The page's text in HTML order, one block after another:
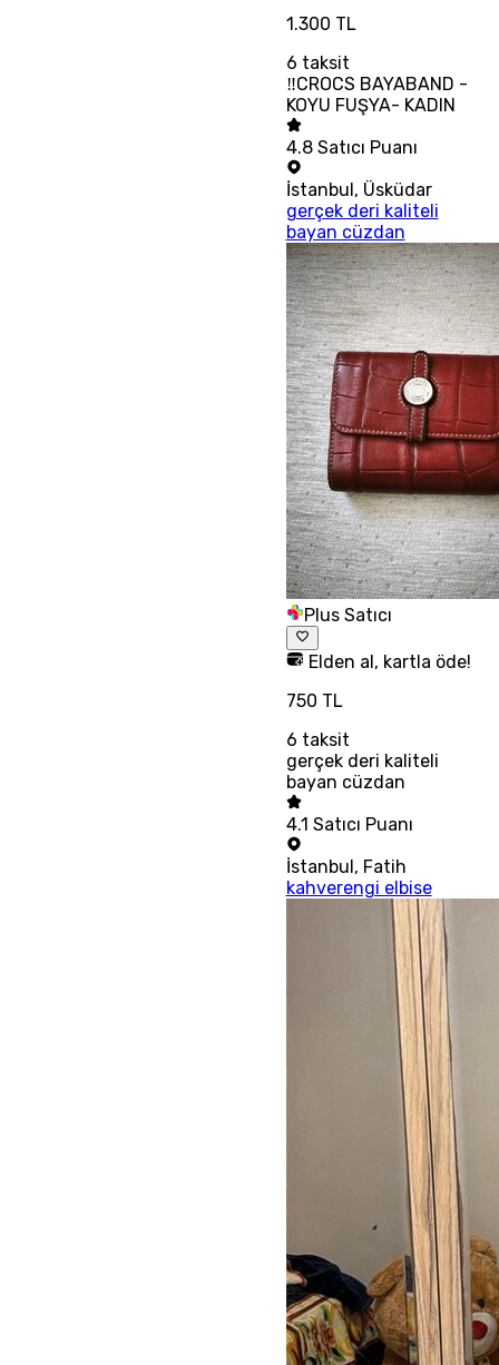
1.300 TL
6 taksit
‼CROCS BAYABAND -
KOYU FUŞYA- KADIN
4.8 Satıcı Puanı
İstanbul, Üsküdar
gerçek deri kaliteli
bayan cüzdan
Plus Satıcı
Elden al, kartla öde!
750 TL
6 taksit
gerçek deri kaliteli
bayan cüzdan
4.1 Satıcı Puanı
İstanbul, Fatih
kahverengi elbise